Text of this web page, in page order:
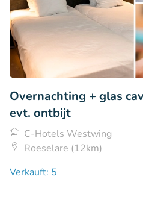
Overnachting + glas
evt. ontbijt
C-Hotels Westwing
Roeselare (12km)
Verkauft: 5